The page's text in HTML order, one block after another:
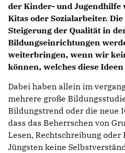
der Kinder- und Jugendhilfe
Kitas oder Sozialarbeiter.
Steigerung der Qualität in
Bildungseinrichtungen
weiterbringen, wenn wir
können, welches diese
Dabei haben allein im
mehrere große
Bildungstrend oder die neue
dass das Beherrschen von
Lesen, Rechtschreibung oder
Jüngsten keine